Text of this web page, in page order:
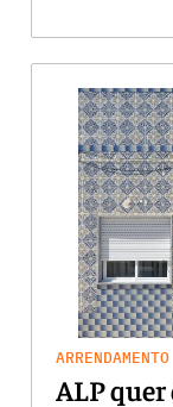
ARRENDAMENTO
ALP quer